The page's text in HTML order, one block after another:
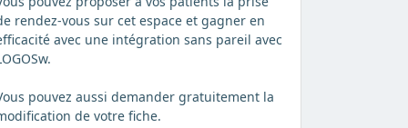
rendez-vous sur cet espace et gagner en
avec une intégration sans pareil avec
pouvez aussi demander gratuitement la
de votre fiche.